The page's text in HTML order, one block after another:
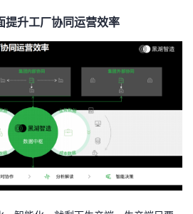
提升工厂协同运营效率